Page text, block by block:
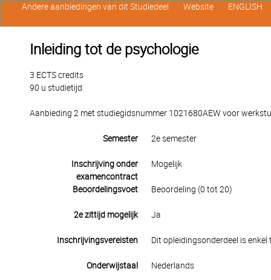
Inleiding tot de psychologie
3 ECTS credits
90 u studietijd
Aanbieding 2 met studiegidsnummer 1021680AEW voor
Semester 2e semester
Inschrijving onder
examencontract
Mogelijk
Beoordelingsvoet Beoordeling (0 tot 20)
2e zittijd mogelijk Ja
Inschrijvingsvereisten Dit opleidingsonderdeel is
Onderwijstaal Nederlands
Andere aanbiedingen van dit Studiedeel Website ENGLISH